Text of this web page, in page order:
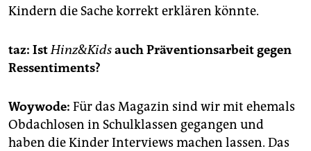
Kindern die Sache korrekt erklären könnte.
taz: IstHinz&Kidsauch Präventionsarbeit gegen
Ressentiments?
Woywode: Für das Magazin sind wir mit ehemals
Obdachlosen in Schulklassen gegangen und
haben die Kinder Interviews machen lassen. Das